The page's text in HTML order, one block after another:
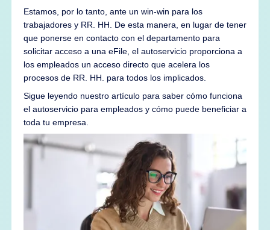
Estamos, por lo tanto, ante un win-win para los
trabajadores y RR. HH. De esta manera, en lugar de tener
que ponerse en contacto con el departamento para
solicitar acceso a una eFile, el autoservicio proporciona a
los empleados un acceso directo que acelera los
procesos de RR. HH. para todos los implicados.
Sigue leyendo nuestro artículo para saber cómo funciona
el autoservicio para empleados y cómo puede beneficiar a
toda tu empresa.